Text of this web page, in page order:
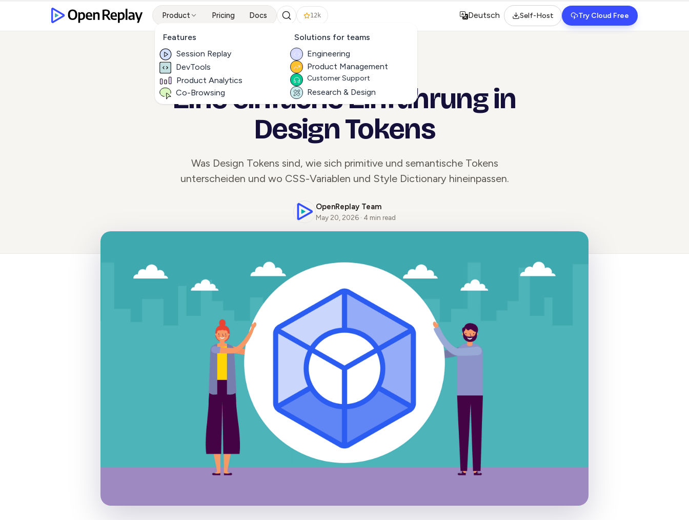
Product
Features
Session Replay
DevTools
Product Analytics
Co-Browsing
Solutions for teams
Engineering
Product Management
Customer Support
Research & Design
Pricing Docs 12k
Select language
Deutsch Self-Host Try Cloud Free
ALL ARTICLES
Eine einfache Einführung in
Design Tokens
Was Design Tokens sind, wie sich primitive und semantische Tokens
unterscheiden und wo CSS-Variablen und Style Dictionary hineinpassen.
OpenReplay Team
May 20, 2026 · 4 min read